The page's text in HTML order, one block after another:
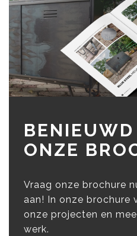
ONZE
Vraag onze brochure
aan! In onze brochure
onze projecten en
werk.